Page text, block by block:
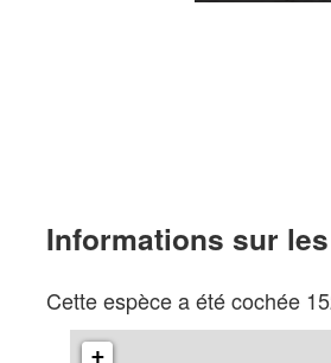
Informations sur
Cette espèce a été cochée
+